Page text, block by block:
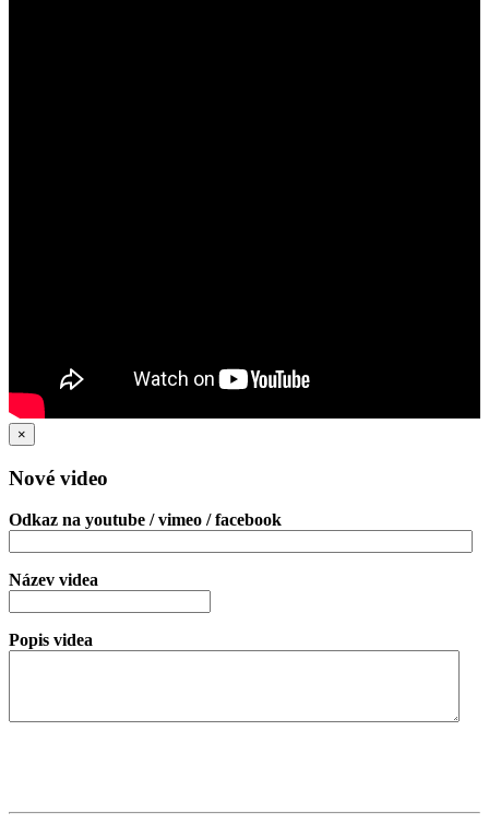
×
Nové video
Odkaz na youtube / vimeo / facebook
Název videa
Popis videa